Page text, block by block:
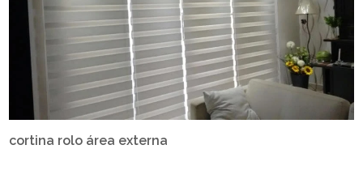
cortina rolo área externa